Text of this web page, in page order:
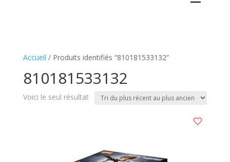
Accueil / Produits identifiés “810181533132”
810181533132
Voici le seul résultat